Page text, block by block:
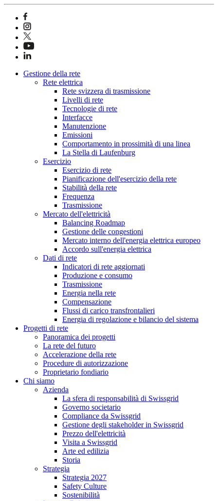
Gestione della rete
Rete elettrica
Rete svizzera di trasmissione
Livelli di rete
Tecnologie di rete
Interfacce
Manutenzione
Emissioni
Comportamento in prossimità di una linea
La Stella di Laufenburg
Esercizio
Esercizio di rete
Pianificazione dell'esercizio della rete
Stabilità della rete
Frequenza
Trasmissione
Mercato dell'elettricità
Balancing Roadmap
Gestione delle congestioni
Mercato interno dell'energia elettrica europeo
Accordo sull'energia elettrica
Dati di rete
Indicatori di rete aggiornati
Produzione e consumo
Trasmissione
Energia nella rete
Compensazione
Flussi di carico transfrontalieri
Energia di regolazione e bilancio del sistema
Progetti di rete
Panoramica dei progetti
La rete del futuro
Accelerazione della rete
Procedure di autorizzazione
Proprietario fondiario
Chi siamo
Azienda
La sfera di responsabilità di Swissgrid
Governo societario
Compliance da Swissgrid
Gestione degli stakeholder in Swissgrid
Prezzo dell'elettricità
Visita a Swissgrid
Arte ed edilizia
Storia
Strategia
Strategia 2027
Safety Culture
Sostenibilità